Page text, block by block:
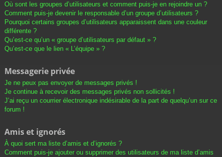
Où sont les groupes d’utilisateurs et comment puis-je en rejoindre un ?
Comment puis-je devenir le responsable d’un groupe d’utilisateurs ?
Pourquoi certains groupes d’utilisateurs apparaissent dans une couleur
différente ?
Qu’est-ce qu’un « groupe d’utilisateurs par défaut » ?
Qu’est-ce que le lien « L’équipe » ?
Messagerie privée
Je ne peux pas envoyer de messages privés !
Je continue à recevoir des messages privés non sollicités !
J’ai reçu un courrier électronique indésirable de la part de quelqu’un sur ce
forum !
Amis et ignorés
À quoi sert ma liste d’amis et d’ignorés ?
Comment puis-je ajouter ou supprimer des utilisateurs de ma liste d’amis